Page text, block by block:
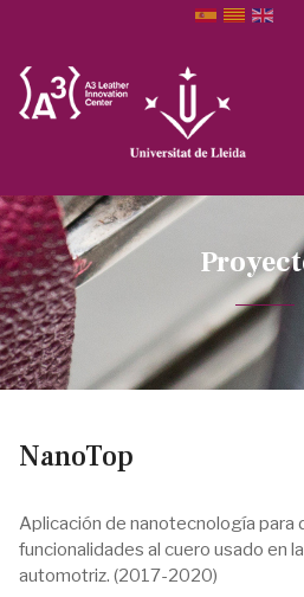
NanoTop
Aplicación de nanotecnología para
funcionalidades al cuero usado en
automotriz. (2017-2020)